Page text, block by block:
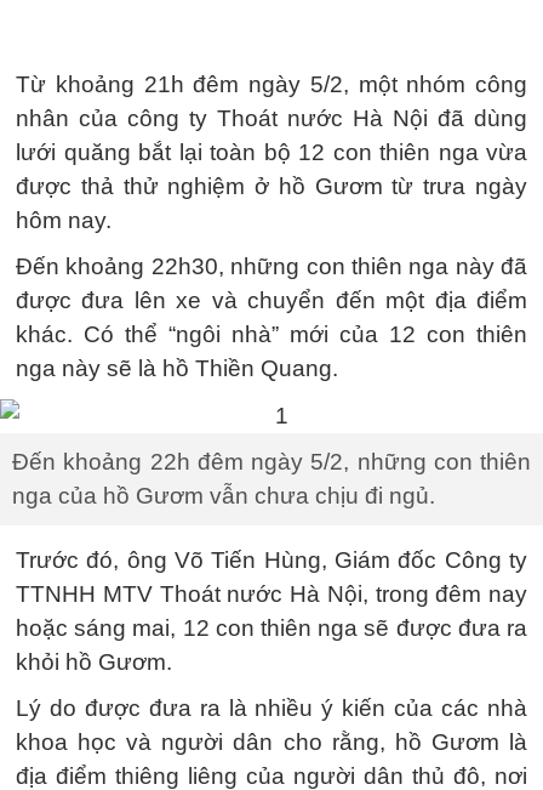
Từ khoảng 21h đêm ngày 5/2, một nhóm công
nhân của công ty Thoát nước Hà Nội đã dùng
lưới quăng bắt lại toàn bộ 12 con thiên nga vừa
được thả thử nghiệm ở hồ Gươm từ trưa ngày
hôm nay.
Đến khoảng 22h30, những con thiên nga này đã
được đưa lên xe và chuyển đến một địa điểm
khác. Có thể “ngôi nhà” mới của 12 con thiên
nga này sẽ là hồ Thiền Quang.
Đến khoảng 22h đêm ngày 5/2, những con thiên
nga của hồ Gươm vẫn chưa chịu đi ngủ.
Trước đó, ông Võ Tiến Hùng, Giám đốc Công ty
TTNHH MTV Thoát nước Hà Nội, trong đêm nay
hoặc sáng mai, 12 con thiên nga sẽ được đưa ra
khỏi hồ Gươm.
Lý do được đưa ra là nhiều ý kiến của các nhà
khoa học và người dân cho rằng, hồ Gươm là
địa điểm thiêng liêng của người dân thủ đô, nơi